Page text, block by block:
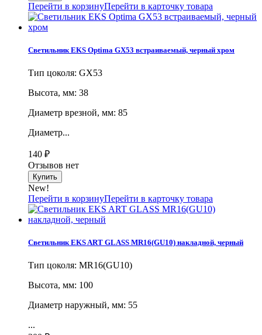
Перейти в корзинуПерейти в карточку товара
Светильник EKS Optima GX53 встраиваемый, черный хром
Тип цоколя: GX53
Высота, мм: 38
Диаметр врезной, мм: 85
Диаметр...
140 ₽
Отзывов нет
New!
Перейти в корзинуПерейти в карточку товара
Светильник EKS ART GLASS MR16(GU10) накладной, черный
Тип цоколя: MR16(GU10)
Высота, мм: 100
Диаметр наружный, мм: 55
...